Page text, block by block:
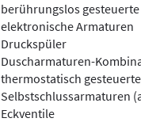
berührungslos
elektronische Armaturen
Druckspüler
Duscharmaturen-
thermostatisch
Selbstschlussarmaturen
Eckventile